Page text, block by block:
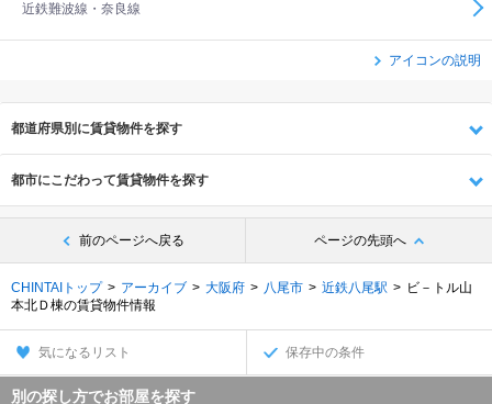
近鉄難波線・奈良線
アイコンの説明
都道府県別に賃貸物件を探す
都市にこだわって賃貸物件を探す
前のページへ戻る ページの先頭へ
CHINTAIトップ アーカイブ 大阪府 八尾市 近鉄八尾駅
ビ－トル山
本北Ｄ棟の賃貸物件情報
気になるリスト 保存中の条件
別の探し方でお部屋を探す